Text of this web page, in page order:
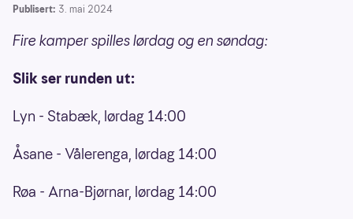
Publisert: 3. mai 2024
Fire kamper spilles lørdag og en søndag:
Slik ser runden ut:
Lyn - Stabæk, lørdag 14:00
Åsane - Vålerenga, lørdag 14:00
Røa - Arna-Bjørnar, lørdag 14:00